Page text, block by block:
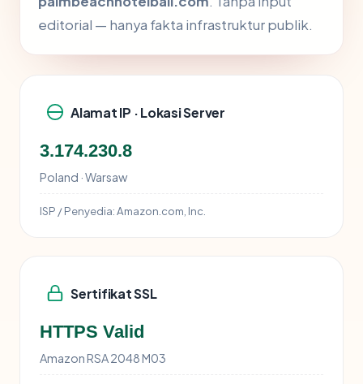
editorial — hanya fakta infrastruktur publik.
Alamat IP · Lokasi Server
3.174.230.8
Poland · Warsaw
ISP / Penyedia:Amazon.com, Inc.
Sertifikat SSL
HTTPS Valid
Amazon RSA 2048 M03